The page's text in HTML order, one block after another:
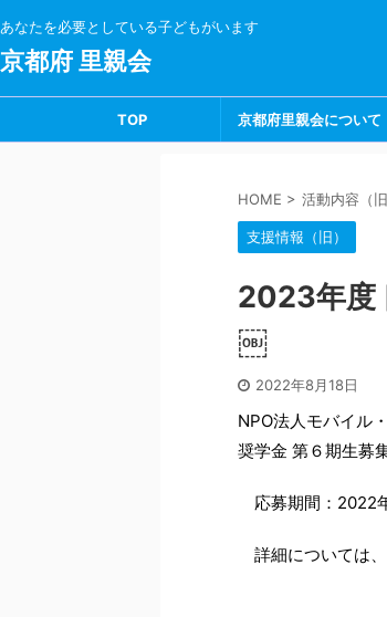
あなたを必要としている子どもがいます
京都府 里親会
TOP 京都府里親会について
HOME > 活動内容（旧
支援情報（旧）
2023年度
￼
2022年8月18日
NPO法人モバイル
奨学金 第６期生募
応募期間：2022
詳細については、